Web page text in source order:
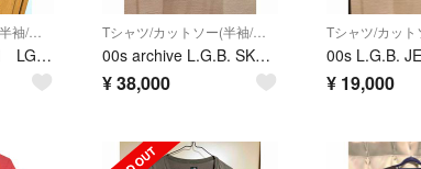
Tシャツ/カットソー(半袖/袖なし)
あーかいぶ様専用 LGB ルグランブルー Tシャツ 2点
Tシャツ/カットソー(半袖/袖なし)
00s archive L.G.B. SKULL t-shirt tシャツ 総柄
¥38,000 ¥ 19,000